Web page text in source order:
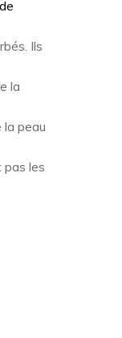
Ils
la
la peau
pas les